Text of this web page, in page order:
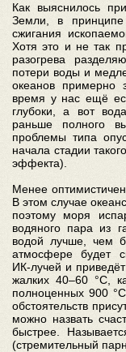
Как выяснилось
Земли, в
сжигания
Хотя это и не так
разогрева
потери воды и
океанов примерно
время у нас ещё
глубоки, а вот
раньше полного
проблемы типа
начала стадии
эффекта).
Менее
В этом случае
поэтому моря
водяного пара из
водой лучше, чем
атмосфере будет
ИК-лучей и
жалких 40–60 °C,
полноценных 900
обстоятельств
можно назвать
быстрее.
(стремительный